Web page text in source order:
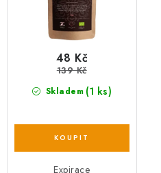
Skladem (1 ks)
48 Kč
139 Kč
Expirace